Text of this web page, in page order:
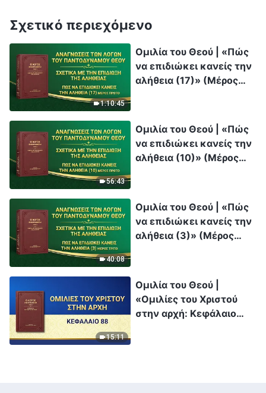
Σχετικό περιεχόμενο
1:10:45
Ομιλία του Θεού | «Πώς
να επιδιώκει κανείς την
αλήθεια (17)» (Μέρος
56:43
Ομιλία του Θεού | «Πώς
να επιδιώκει κανείς την
αλήθεια (10)» (Μέρος
40:08
Ομιλία του Θεού | «Πώς
να επιδιώκει κανείς την
αλήθεια (3)» (Μέρος
15:11
Ομιλία του Θεού |
«Ομιλίες του Χριστού
στην αρχή: Κεφάλαιο